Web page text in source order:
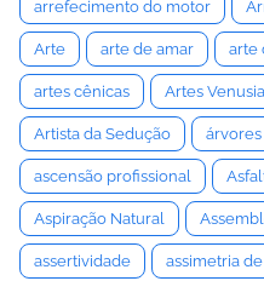
arrefecimento do motor
Arte arte de amar arte
artes cênicas Artes
Artista da Sedução
ascensão profissional
Aspiração Natural
assertividade assimetria